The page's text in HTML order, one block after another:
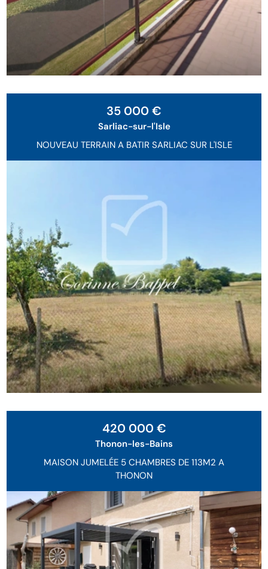
NOUVEAU TERRAIN A BATIR SARLIAC SUR L'ISLE
35 000 €
Sarliac-sur-l'Isle
MAISON JUMELÉE 5 CHAMBRES DE 113M2 A
THONON
420 000 €
Thonon-les-Bains